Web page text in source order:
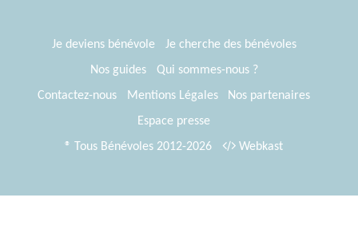
Je deviens bénévole
Je cherche des bénévoles
Nos guides
Qui sommes-nous ?
Contactez-nous
Mentions Légales
Nos partenaires
Espace presse
® Tous Bénévoles 2012-2026
Webkast